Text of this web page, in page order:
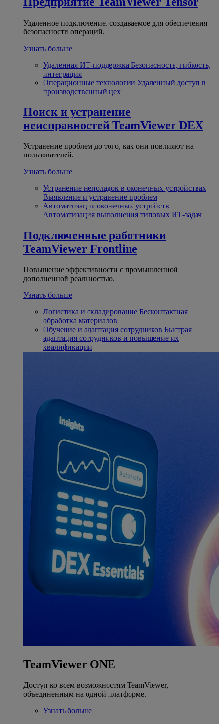
Удаленное подключение, создаваемое для обеспечения
безопасности операций.
Узнать больше
Удаленная ИТ-поддержка Безопасность, гибкость,
интеграция
Операционные технологии Удаленный доступ в
производственный цех
Поиск и устранение
неисправностей TeamViewer DEX
Устранение проблем до того, как они повлияют на
пользователей.
Узнать больше
Устранение неполадок в оконечных устройствах
Выявление и устранение проблем
Автоматизация оконечных устройств
Автоматизация выполнения типовых ИТ-задач
Подключенные работники
TeamViewer Frontline
Повышение эффективности с промышленной
дополненной реальностью.
Узнать больше
Логистика и складирование Бесконтактная
обработка материалов
Обучение и адаптация сотрудников Быстрая
адаптация сотрудников и повышение их
квалификации
TeamViewer ONE
Доступ ко всем возможностям TeamViewer,
объединенным на одной платформе.
Узнать больше